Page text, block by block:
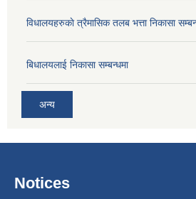
विधालयहरुकाे त्रैमासिक तलब भत्ता निकासा
बिधालयलाई निकासा सम्बन्धमा
अन्य
Notices